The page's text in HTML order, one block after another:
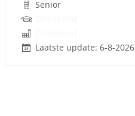
Senior
Laatste update: 6-8-2026